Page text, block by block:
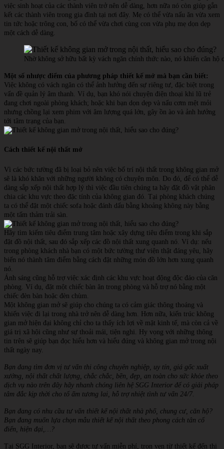
việc sinh hoạt của các thành viên trở nên dễ dàng, hơn nữa nó còn giúp gắn
kết các thành viên trong gia đình tại nơi đây. Mẹ có thể vừa nấu ăn vừa xem
tin tức hoặc trông con, bố có thể vừa chơi cùng con vừa phụ mẹ dọn dẹp
một cách dễ dàng.
Nhờ không sở hữu bất kỳ vách ngăn chính thức nào, nó khiến căn
Một số nhược điểm của phương pháp thiết kế mở mà bạn cần biết:
Việc không có vách ngăn có thể ảnh hưởng đến sự riêng tư, đặc biệt trong
vấn đề quản lý âm thanh. Ví dụ, bạn khó nói chuyện điện thoại khi lũ trẻ
đang chơi ngoài phòng khách; hoặc khi bạn dọn dẹp và nấu cơm mệt mỏi
nhưng chồng lại xem phim với âm lượng quá lớn, gây ồn ào và ảnh hưởng
tới tâm trạng của bạn.
Cách thiết kế nội thất mở
Vì các bức tường đã bị loại bỏ nên việc bố trí nội thất trong không gian mở
sẽ là khó khăn với những người không có chuyên môn. Do đó, để có thể dễ
dàng sắp xếp nội thất hợp lý thì việc đầu tiên chúng ta hãy đặt đồ vật phân
chia các khu vực theo đặc tính của không gian đó. Tại phòng khách chúng
ta có thể đặt một chiếc sofa hoặc đánh dấu bằng khoảng không này bằng
một tấm thảm trải sàn.
Hãy tìm kiếm tiêu điểm trung tâm hoặc xây dựng tiêu điểm trong khi sắp
đặt đồ nội thất, sau đó sắp xếp các đồ nội thất xung quanh nó. Ví dụ: nếu
trong phòng khách nhà bạn có một bức tường thư viện thật đáng yêu, hãy
biến nó thành tâm điểm bằng cách đặt những món đồ lớn hơn xung quanh
nó.
Ánh sáng cũng hỗ trợ việc xác định các khu vực hoạt động độc đáo của căn
phòng. Ví dụ, đặt một chiếc bàn ăn trong phòng và hỗ trợ nó bằng một
chiếc đèn bàn hoặc đèn chùm.
Một không gian mở sẽ giúp cho chúng ta có cảm giác thông thoáng và
khiến việc đi lại trong nhà trở nên dễ dàng hơn. Hơn nữa, kiến trúc không
gian mở hiện đại không chỉ cho ta thấy ích lợi về mặt kinh tế, mà còn cả về
giá trị xã hội cũng như sự thoải mái, tiện nghi. Hy vọng với những thông
tin trên sẽ giúp bạn đọc hiểu hơn và hiểu đúng và không gian mở trong nội
thất ngày nay.
Bạn đang tìm đơn vị tư vấn thi công chuyên nghiệp, uy tín, giá gốc xuất
xưởng, nội thất chất lượng, chắc chắc, bền, đẹp, an toàn cho sức khỏe theo
dịch vụ nào trên đây hãy nhanh chóng liên hệ SGG Interior để có giải pháp
tâm đắc kịp thời cho tổ ấm tương lai, hỗ trợ nhiệt tình tư vấn 24/7.
Bạn đang có nhu cầu tư vấn thiết kế nội thất nhà phố, chung cư, căn hộ?
Bạn đang muốn lựa chọn mẫu thiết kế nội thất theo phong cách tân cổ
điển, hiện đại,…?
Tại SGG Interior, bạn sẽ được tư vấn miễn phí, trọn vẹn từ thiết kế đến thi